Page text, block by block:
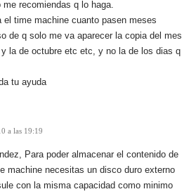
recomiendas q lo haga.
el time machine cuanto pasen meses
de q solo me va aparecer la copia del mes
la de octubre etc etc, y no la de los dias q
tu ayuda
a las 19:19
Para poder almacenar el contenido de
machine necesitas un disco duro externo
con la misma capacidad como minimo